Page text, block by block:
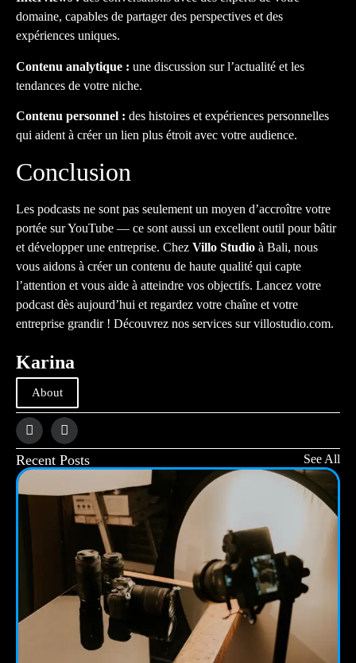
domaine, capables de partager des perspectives et des
expériences uniques.
Contenu analytique : une discussion sur l’actualité et les
tendances de votre niche.
Contenu personnel : des histoires et expériences personnelles
qui aident à créer un lien plus étroit avec votre audience.
Conclusion
Les podcasts ne sont pas seulement un moyen d’accroître votre
portée sur YouTube — ce sont aussi un excellent outil pour bâtir
et développer une entreprise. Chez Villo Studio à Bali, nous
vous aidons à créer un contenu de haute qualité qui capte
l’attention et vous aide à atteindre vos objectifs. Lancez votre
podcast dès aujourd’hui et regardez votre chaîne et votre
entreprise grandir ! Découvrez nos services survillostudio.com.
Karina
About
Recent Posts See All